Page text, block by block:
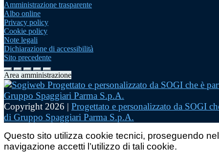
Amministrazione trasparente
Albo online
Privacy policy
Cookie policy
Note legali
Dichiarazione di accessibilità
Sito precedente
Area amministrazione
Copyright 2026 | Progettato e personalizzato da SOGI
di Gruppo Spaggiari Parma S.p.A.
Questo sito utilizza cookie tecnici, proseguendo
navigazione accetti l’utilizzo di tali cookie.